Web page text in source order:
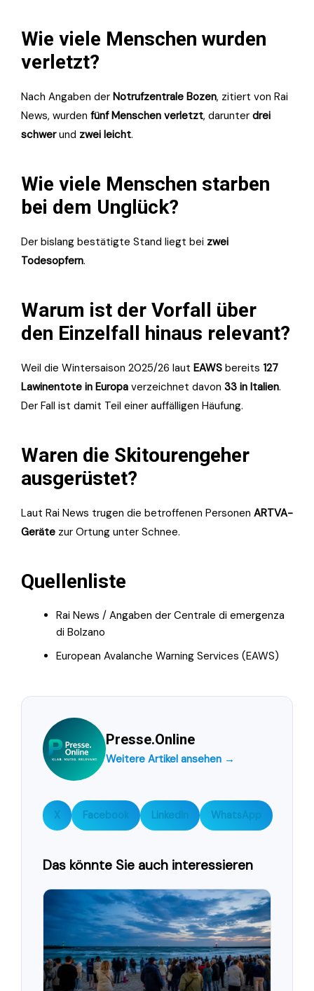
Wie viele Menschen wurden
verletzt?
Nach Angaben der Notrufzentrale Bozen, zitiert von Rai
News, wurden fünf Menschen verletzt, darunter drei
schwerund zwei leicht.
Wie viele Menschen starben
bei dem Unglück?
Der bislang bestätigte Stand liegt bei zwei
Todesopfern.
Warum ist der Vorfall über
den Einzelfall hinaus relevant?
Weil die Wintersaison 2025/26 laut EAWS bereits 127
Lawinentote in Europa verzeichnet davon 33 in Italien.
Der Fall ist damit Teil einer auffälligen Häufung.
Waren die Skitourengeher
ausgerüstet?
Laut Rai News trugen die betroffenen Personen ARTVA-
Geräte zur Ortung unter Schnee.
Quellenliste
Rai News / Angaben der Centrale di emergenza
di Bolzano
European Avalanche Warning Services (EAWS)
Presse.Online
Weitere Artikel ansehen →
X Facebook LinkedIn WhatsApp
Das könnte Sie auch interessieren